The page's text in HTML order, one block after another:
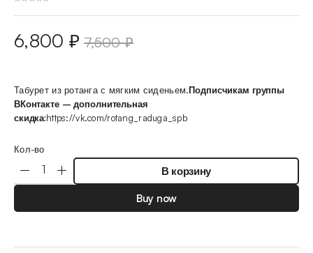
7,500₽
6,800 ₽
Табурет из ротанга с мягким сиденьем.Подписчикам группы
ВКонтакте – дополнительная
скидка:https://vk.com/rotang_raduga_spb
Кол-во
В корзину
Buy now